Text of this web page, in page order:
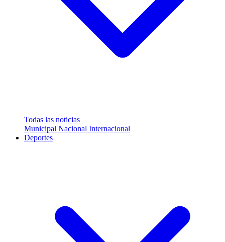
Todas las noticias
Municipal Nacional Internacional
Deportes